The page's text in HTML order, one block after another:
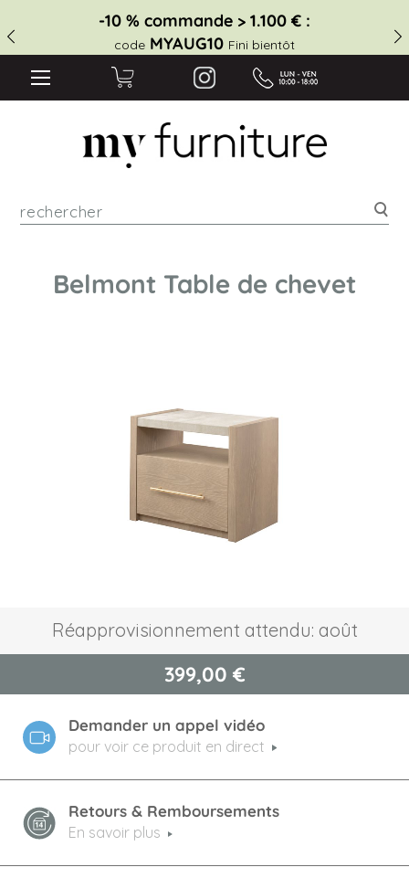
-10 % commande > 1.100 € :
code MYAUG10 Fini bientôt
Belmont Table de chevet
Réapprovisionnement attendu: août
399,00 €
Demander un appel vidéo
pour voir ce produit en direct
Retours & Remboursements
En savoir plus
the
images
gallery